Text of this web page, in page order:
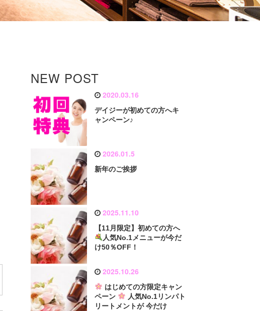
NEW POST
2020.03.16
デイジーが初めての方へキ
ャンペーン♪
2026.01.5
新年のご挨拶
2025.11.10
【11月限定】初めての方へ
人気No.1メニューが今だ
け50％OFF！
2025.10.26
はじめての方限定キャン
ペーン
人気No.1リンパト
リートメントが 今だけ